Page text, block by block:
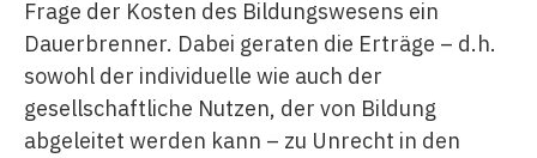
Frage der Kosten des Bildungswesens ein
Dauerbrenner. Dabei geraten die Erträge – d.h.
sowohl der individuelle wie auch der
gesellschaftliche Nutzen, der von Bildung
abgeleitet werden kann – zu Unrecht in den